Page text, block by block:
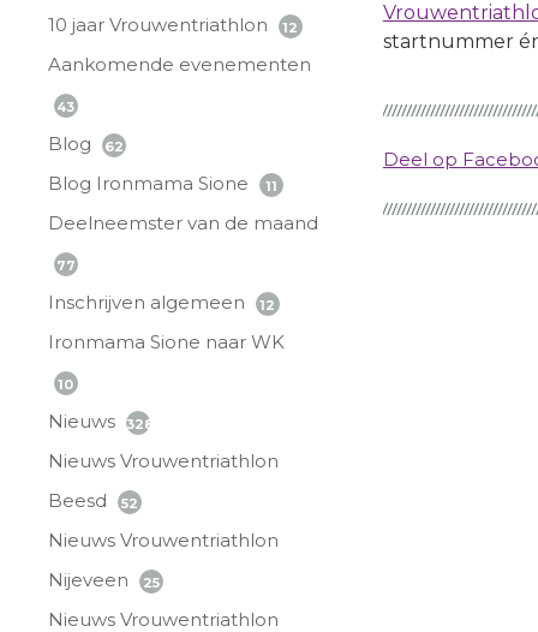
10 jaar Vrouwentriathlon 12
Aankomende evenementen
43
Blog 62
Blog Ironmama Sione 11
Deelneemster van de maand
77
Inschrijven algemeen 12
Ironmama Sione naar WK
10
Nieuws 328
Nieuws Vrouwentriathlon
Beesd
52
Nieuws Vrouwentriathlon
Nijeveen
25
Nieuws Vrouwentriathlon
startnummer
Deel op